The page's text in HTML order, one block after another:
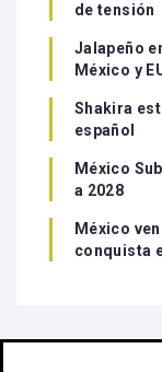
de tensión
Jalapeño
México y
Shakira
español
México
a 2028
México
conquista